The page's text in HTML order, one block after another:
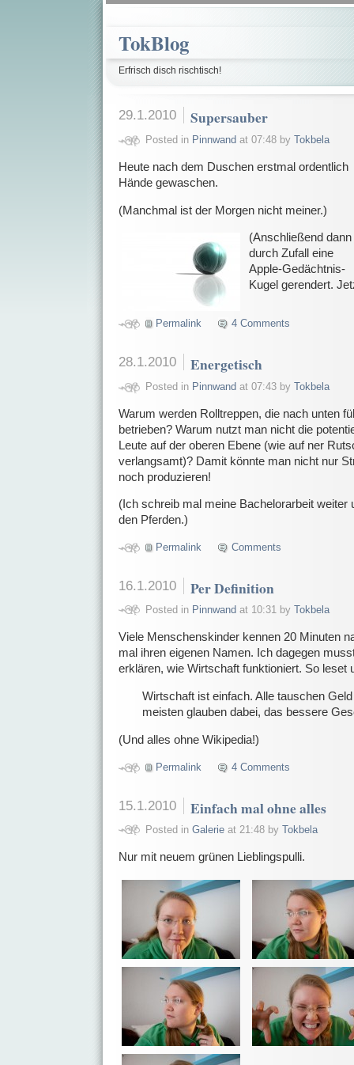
TokBlog
Erfrisch disch rischtisch!
29.1.2010 Supersauber
Posted in Pinnwandat 07:48 by Tokbela
Heute nach dem Duschen erstmal ordentlich
Hände gewaschen.
(Manchmal ist der Morgen nicht meiner.)
(Anschließend dann
durch Zufall eine
Apple-Gedächtnis-
Kugel gerendert.
Permalink 4 Comments
28.1.2010 Energetisch
Posted in Pinnwandat 07:43 by Tokbela
Warum werden Rolltreppen, die nach unten
betrieben? Warum nutzt man nicht die
Leute auf der oberen Ebene (wie auf ner
verlangsamt)? Damit könnte man nicht nur
noch produzieren!
(Ich schreib mal meine Bachelorarbeit weiter
den Pferden.)
Permalink Comments
16.1.2010 Per Definition
Posted in Pinnwand at 10:31 by Tokbela
Viele Menschenskinder kennen 20 Minuten
mal ihren eigenen Namen. Ich dagegen
erklären, wie Wirtschaft funktioniert. So leset
Wirtschaft ist einfach. Alle tauschen
meisten glauben dabei, das bessere
(Und alles ohne Wikipedia!)
Permalink 4 Comments
15.1.2010 Einfach mal ohne alles
Posted in Galerieat 21:48 by Tokbela
Nur mit neuem grünen Lieblingspulli.